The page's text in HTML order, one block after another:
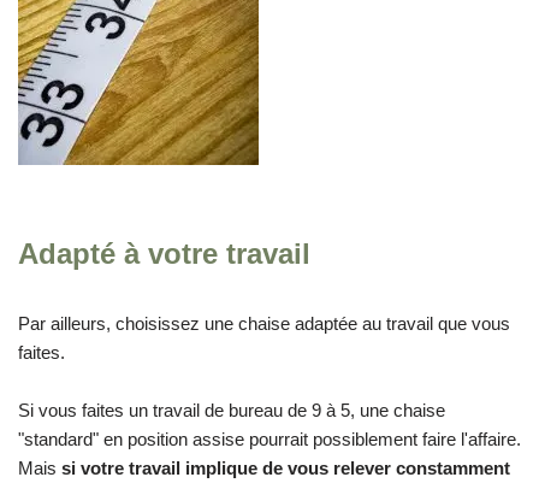
Adapté à votre travail
Par ailleurs, choisissez une chaise adaptée au travail que vous
faites.
Si vous faites un travail de bureau de 9 à 5, une chaise
"standard" en position assise pourrait possiblement faire l'affaire.
Mais si votre travail implique de vous relever constamment